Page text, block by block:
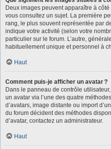
Deux images peuvent apparaître à
vous consultez un sujet. La première
rang, le plus souvent représentée par
indique votre activité (selon votre
particulier sur le forum. L’autre,
habituellement unique et personnel à
Haut
Comment puis-je afficher un avatar ?
Dans le panneau de contrôle
un avatar via l’une des quatre
d’avatars, image distante ou import
du forum décident des méthodes
d’avatar, contactez un administrateur.
Haut